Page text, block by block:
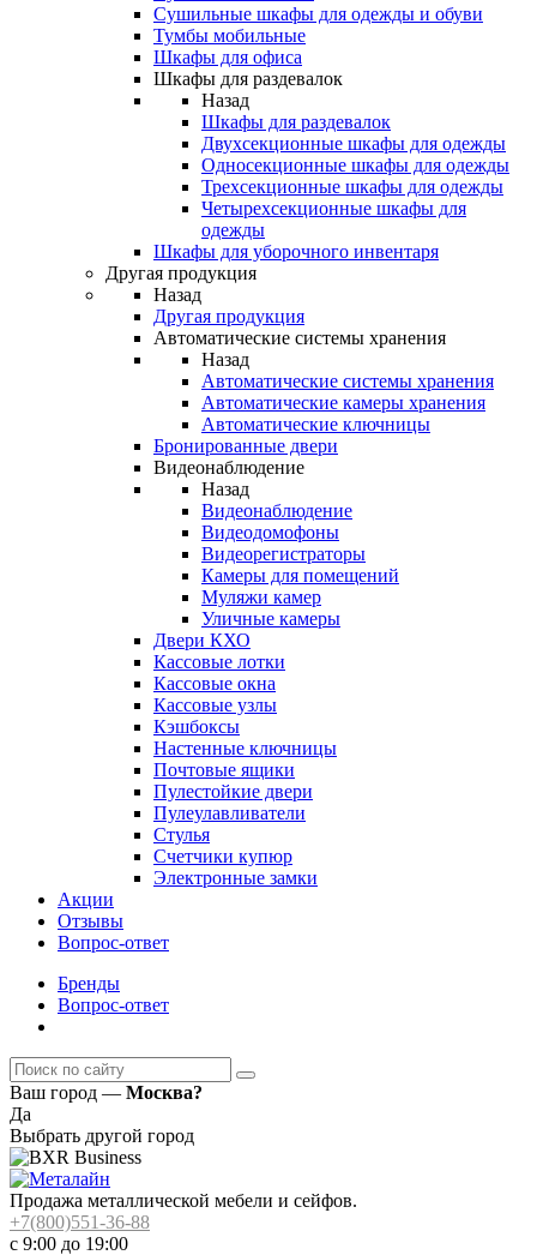
Сушильные шкафы для одежды и обуви
Тумбы мобильные
Шкафы для офиса
Шкафы для раздевалок
Назад
Шкафы для раздевалок
Двухсекционные шкафы для одежды
Односекционные шкафы для одежды
Трехсекционные шкафы для одежды
Четырехсекционные шкафы для
одежды
Шкафы для уборочного инвентаря
Другая продукция
Назад
Другая продукция
Автоматические системы хранения
Назад
Автоматические системы хранения
Автоматические камеры хранения
Автоматические ключницы
Бронированные двери
Видеонаблюдение
Назад
Видеонаблюдение
Видеодомофоны
Видеорегистраторы
Камеры для помещений
Муляжи камер
Уличные камеры
Двери КХО
Кассовые лотки
Кассовые окна
Кассовые узлы
Кэшбоксы
Настенные ключницы
Почтовые ящики
Пулестойкие двери
Пулеулавливатели
Стулья
Счетчики купюр
Электронные замки
Акции
Отзывы
Вопрос-ответ
Бренды
Вопрос-ответ
Ваш город — Москва?
Да
Выбрать другой город
Продажа металлической мебели и сейфов.
+7(800)551-36-88
с 9:00 до 19:00